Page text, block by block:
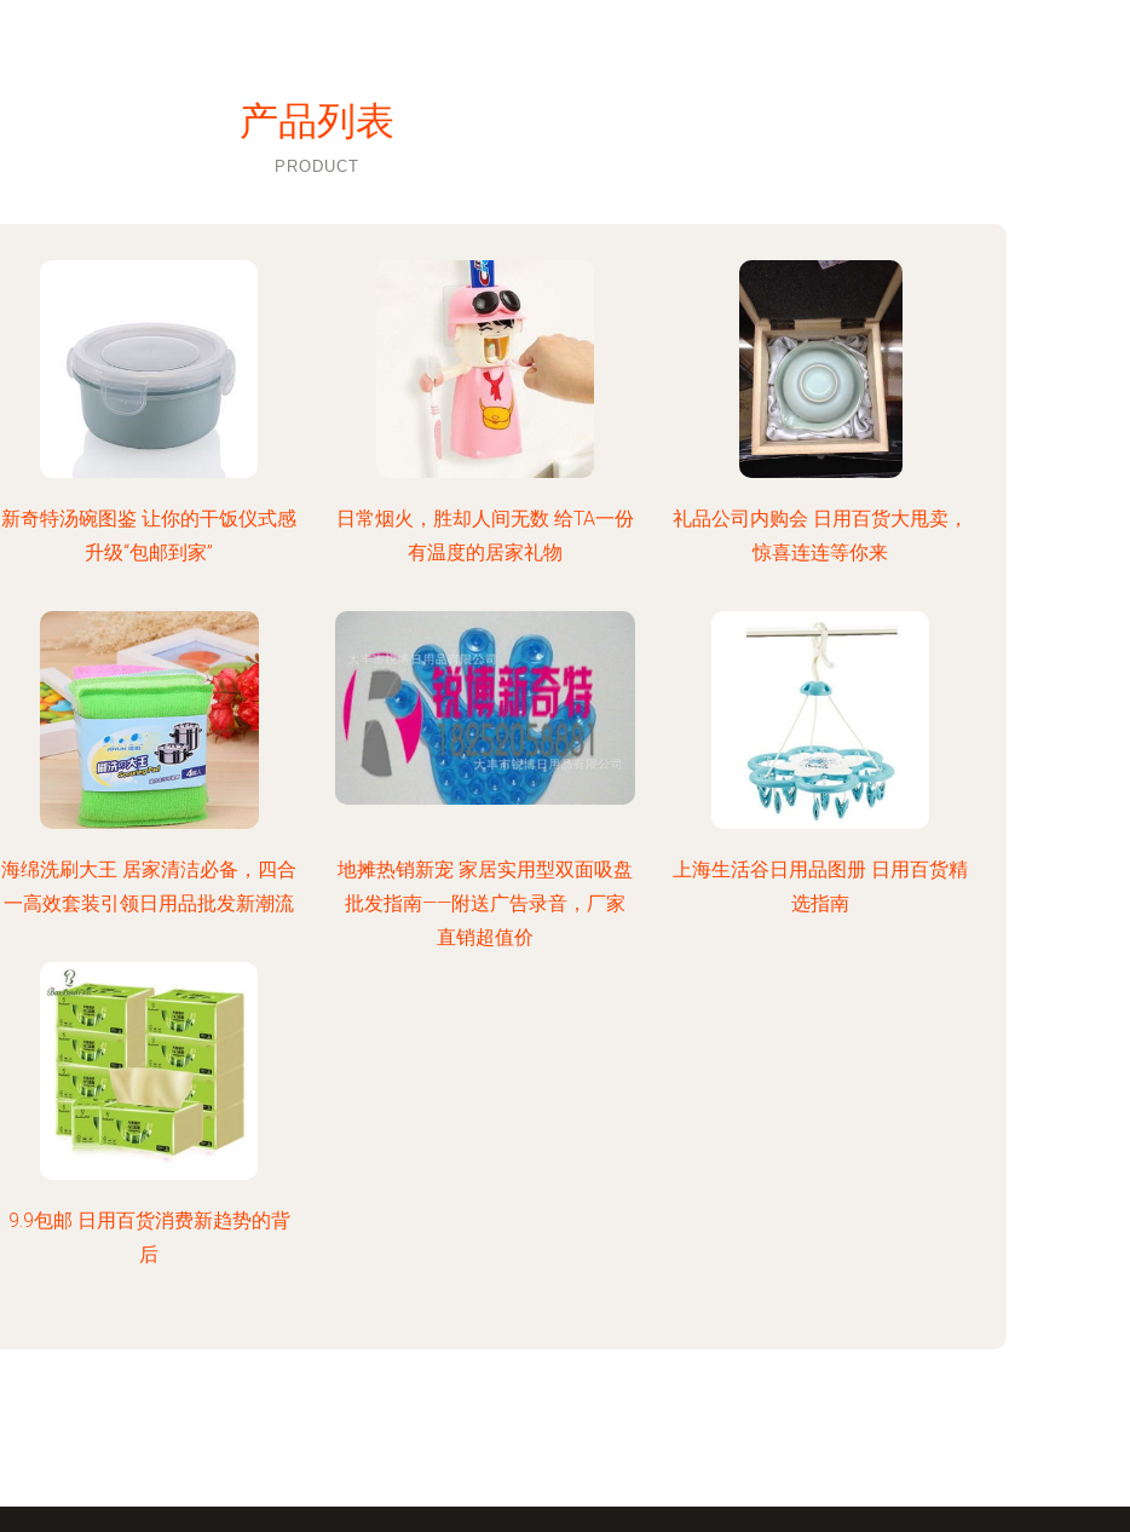
产品列表
PRODUCT
新奇特汤碗图鉴 让你的干饭仪式感
升级“包邮到家”
日常烟火，胜却人间无数 给TA一份
有温度的居家礼物
礼品公司内购会 日用百货大甩卖，
惊喜连连等你来
海绵洗刷大王 居家清洁必备，四合
一高效套装引领日用品批发新潮流
地摊热销新宠 家居实用型双面吸盘
批发指南——附送广告录音，厂家
直销超值价
上海生活谷日用品图册 日用百货精
选指南
9.9包邮 日用百货消费新趋势的背
后